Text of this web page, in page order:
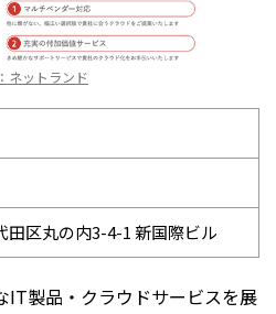
ネットランド
田区丸の内3-4-1 新国際ビル
IT製品・クラウドサービスを展